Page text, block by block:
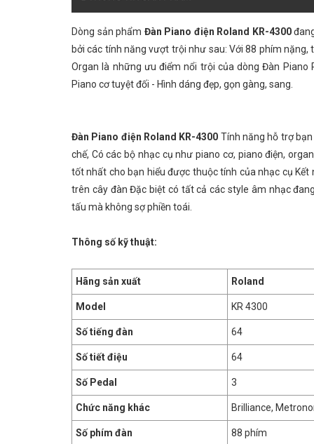
Dòng sản phẩm Đàn Piano điện Roland KR-4300
bởi các tính năng vượt trội như sau: Với 88 phím
Organ là những ưu điểm nổi trội của dòng Đàn
Piano cơ tuyệt đối - Hình dáng đẹp, gọn gàng, sang.
Đàn Piano điện Roland KR-4300 Tính năng hỗ trợ
chế, Có các bộ nhạc cụ như piano cơ, piano điện,
tốt nhất cho bạn hiểu được thuộc tính của nhạc cụ
trên cây đàn Đặc biệt có tất cả các style âm nhạc
tấu mà không sợ phiền toái.
Thông số kỹ thuật:
Hãng sản xuất Roland
Model KR 4300
Số tiếng đàn 64
Số tiết điệu 64
Số Pedal 3
Chức năng khác Brilliance,
Số phím đàn 88 phím